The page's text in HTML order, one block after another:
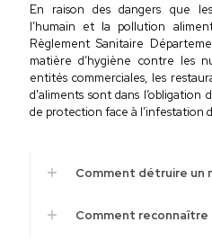
En raison des dangers que
l’humain et la pollution
Règlement Sanitaire
matière d’hygiène contre les
entités commerciales, les
d'aliments sont dans l’obligation
de protection face à l’infestation
Comment détruire un
Comment reconnaître